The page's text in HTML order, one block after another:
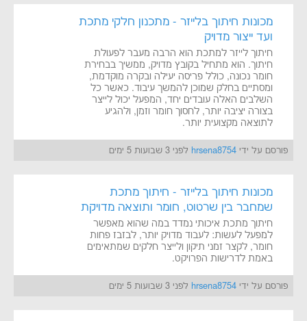
מכונות חיתוך בלייזר - מתכנון חלקי מתכת
ועד ייצור מדויק
חיתוך לייזר למתכת הוא הרבה מעבר לפעולת
חיתוך. הוא מתחיל בקובץ מדויק, ממשיך בבחירת
חומר נכונה, כולל פריסה יעילה ובקרה מוקדמת,
ומסתיים בחלק שמוכן להמשך עיבוד. כאשר כל
השלבים האלה עובדים יחד, המפעל יכול לייצר
בצורה יציבה יותר, לחסוך חומר וזמן, ולהגיע
לתוצאה מקצועית יותר.
פורסם על ידי hrsena8754 לפני 3 שבועות 5 ימים
מכונות חיתוך בלייזר - חיתוך מתכת
שמחבר בין שרטוט, חומר ותוצאה מדויקת
חיתוך מתכת איכותי נמדד במה שהוא מאפשר
למפעל לעשות: לעבוד מדויק יותר, לבזבז פחות
חומר, לקצר זמני תיקון ולייצר חלקים שמתאימים
באמת לדרישות הפרויקט.
פורסם על ידי hrsena8754 לפני 3 שבועות 5 ימים